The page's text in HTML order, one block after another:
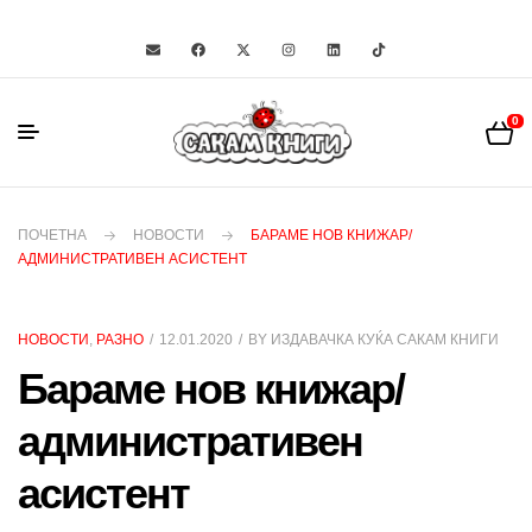
0
ПОЧЕТНА НОВОСТИ
БАРАМЕ НОВ КНИЖАР/
АДМИНИСТРАТИВЕН АСИСТЕНТ
НОВОСТИ РАЗНО 12.01.2020 BY ИЗДАВАЧКА КУЌА САКАМ КНИГИ
Бараме нов книжар/
административен
асистент